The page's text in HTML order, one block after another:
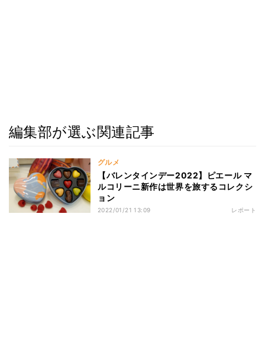
編集部が選ぶ関連記事
グルメ
【バレンタインデー2022】ピエール マ
ルコリーニ新作は世界を旅するコレクシ
ョン
2022/01/21 13:09 レポート